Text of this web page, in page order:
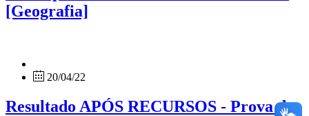
[Geografia]
20/04/22
Resultado APÓS RECURSOS - Prova de